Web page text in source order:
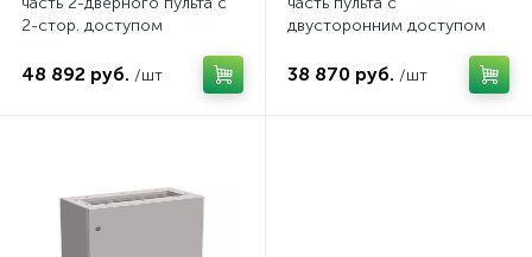
2-стор. доступом
48 892 руб. /шт
двусторонним доступом
38 870 руб. /шт